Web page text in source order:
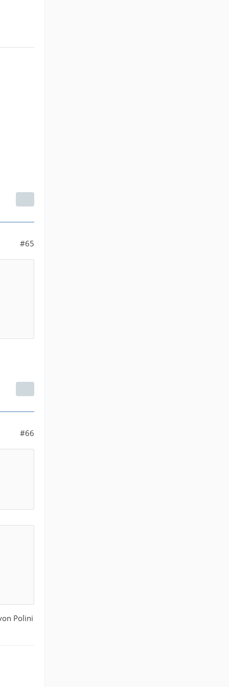
#65
#66
Polini